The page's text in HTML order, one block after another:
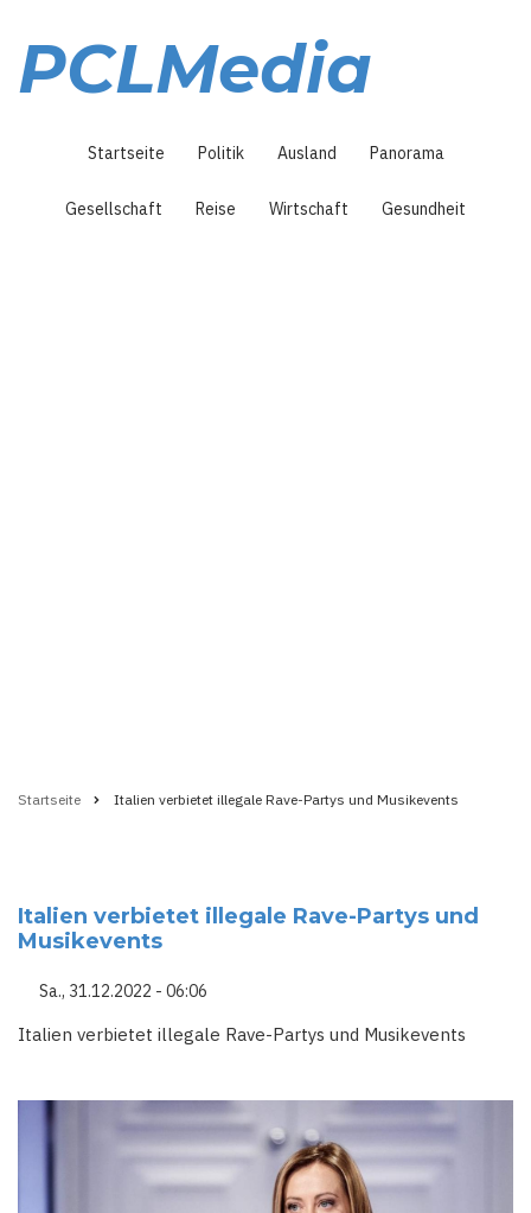
Inhalt
PCLMedia
Startseite Politik Ausland Panorama
Gesellschaft Reise Wirtschaft Gesundheit
Pfadnavigation
Startseite Italien verbietet illegale Rave-Partys und Musikevents
Italien verbietet illegale Rave-Partys und
Musikevents
Sa., 31.12.2022 - 06:06
Italien verbietet illegale Rave-Partys und Musikevents